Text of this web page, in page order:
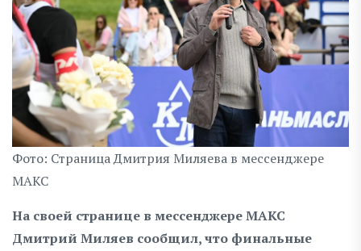
Фото: Страница Дмитрия Миляева в мессенджере
МАКС
На своей странице в мессенджере МАКС
Дмитрий Миляев сообщил, что финальные